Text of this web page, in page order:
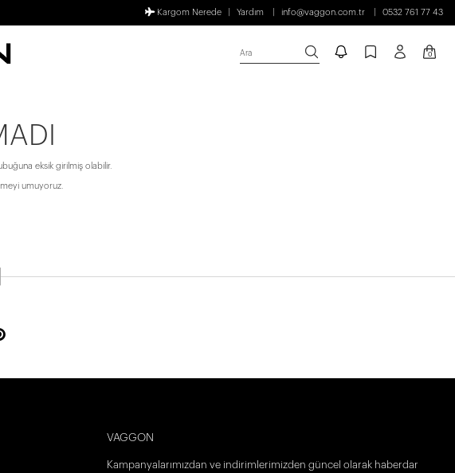
Kargom Nerede Yardım info@vaggon.com.tr 0532 761 77 43
Ara 0
eksik girilmiş olabilir.
umuyoruz.
VAGGON
Kampanyalarımızdan ve indirimlerimizden güncel olarak haberdar